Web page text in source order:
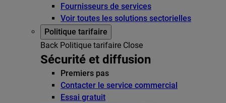
Fournisseurs de services
Voir toutes les solutions sectorielles
Politique tarifaire
Back Politique tarifaire Close
Sécurité et diffusion
Premiers pas
Contacter le service commercial
Essai gratuit